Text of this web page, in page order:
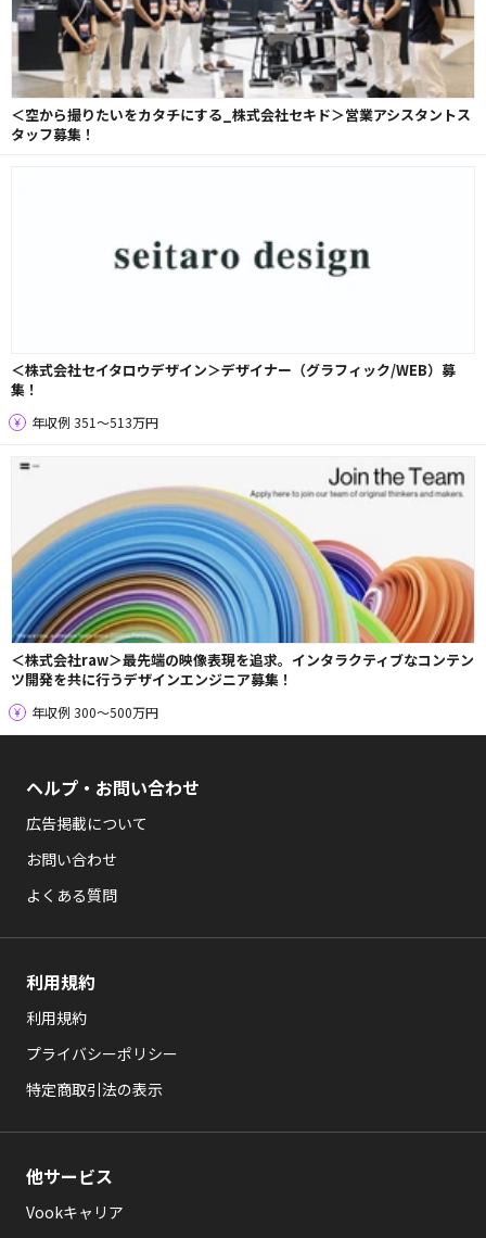
＜空から撮りたいをカタチにする_株式会社セキド＞営業アシスタントス
タッフ募集！
＜株式会社セイタロウデザイン＞デザイナー（グラフィック/WEB）募
集！
年収例 351〜513万円
＜株式会社raw＞最先端の映像表現を追求。インタラクティブなコンテン
ツ開発を共に行うデザインエンジニア募集！
年収例 300〜500万円
ヘルプ・お問い合わせ
広告掲載について
お問い合わせ
よくある質問
利用規約
利用規約
プライバシーポリシー
特定商取引法の表示
他サービス
Vookキャリア